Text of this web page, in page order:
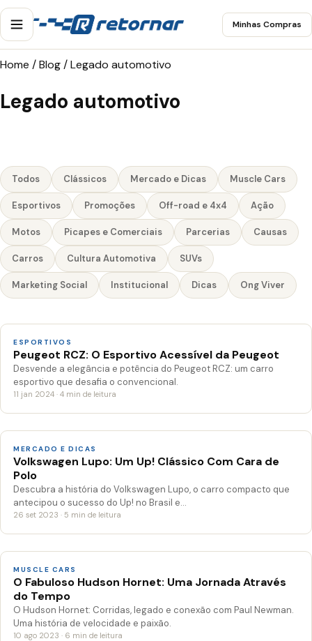
Minhas Compras
Home /Blog/Legado automotivo
Legado automotivo
Todos Clássicos Mercado e Dicas Muscle Cars
Esportivos Promoções Off-road e 4x4 Ação
Motos Picapes e Comerciais Parcerias Causas
Carros Cultura Automotiva SUVs
Marketing Social Institucional Dicas Ong Viver
ESPORTIVOS
Peugeot RCZ: O Esportivo Acessível da Peugeot
Desvende a elegância e potência do Peugeot RCZ: um carro
esportivo que desafia o convencional.
11 jan 2024 · 4 min de leitura
MERCADO E DICAS
Volkswagen Lupo: Um Up! Clássico Com Cara de
Polo
Descubra a história do Volkswagen Lupo, o carro compacto que
antecipou o sucesso do Up! no Brasil e…
26 set 2023 · 5 min de leitura
MUSCLE CARS
O Fabuloso Hudson Hornet: Uma Jornada Através
do Tempo
O Hudson Hornet: Corridas, legado e conexão com Paul Newman.
Uma história de velocidade e paixão.
10 ago 2023 · 6 min de leitura